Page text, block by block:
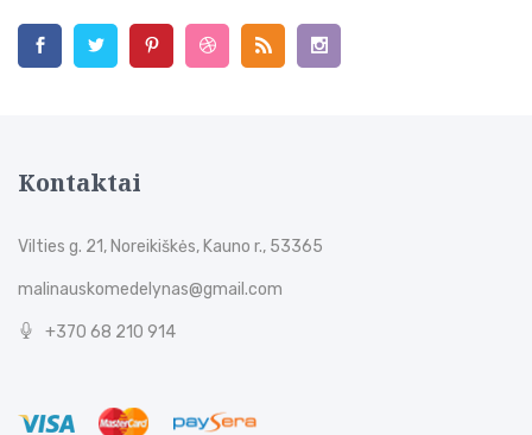
Kontaktai
Vilties g. 21, Noreikiškės, Kauno r., 53365
malinauskomedelynas@gmail.com
+370 68 210 914